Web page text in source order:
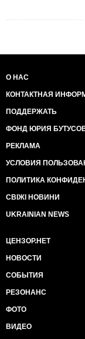
О НАС
КОНТАКТНАЯ
ПОДДЕРЖАТЬ
ФОНД ЮРИЯ
РЕКЛАМА
УСЛОВИЯ
ПОЛИТИКА
СВІЖІ НОВИНИ
UKRAINIAN NEWS
ЦЕНЗОР.НЕТ
НОВОСТИ
СОБЫТИЯ
РЕЗОНАНС
ФОТО
ВИДЕО